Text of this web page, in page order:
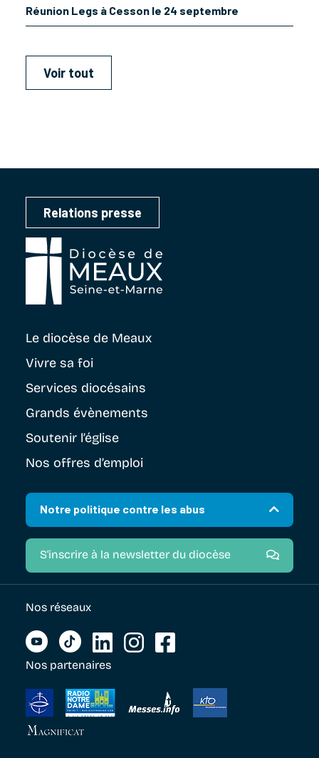
Réunion Legs à Cesson le 24 septembre
Voir tout
Relations presse
Le diocèse de Meaux
Vivre sa foi
Services diocésains
Grands évènements
Soutenir l’église
Nos offres d’emploi
Notre politique contre les abus
S'inscrire à la newsletter du diocèse
Nos réseaux
Nos partenaires